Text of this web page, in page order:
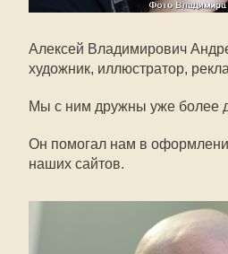
Алексей Владимирович
художник, иллюстратор,
Мы с ним дружны уже более
Он помогал нам в
наших сайтов.